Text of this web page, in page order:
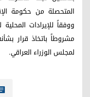
المتحصلة من حكومة
ووفقاً للإيرادات
مشروطاً باتخاذ قرار
لمجلس الوزراء العراقي.